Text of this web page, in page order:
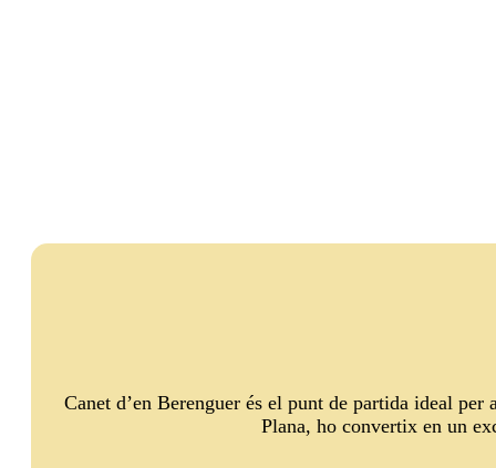
Canet d’en Berenguer és el punt de partida ideal
Plana, ho convertix en un